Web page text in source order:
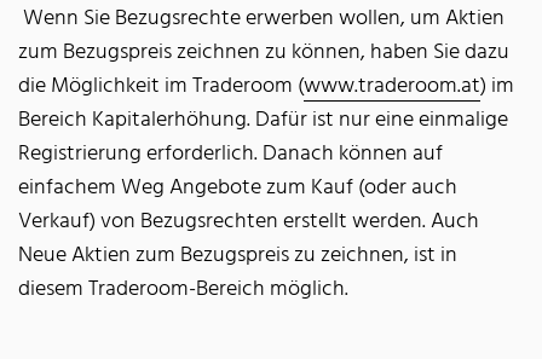
Wenn Sie Bezugsrechte erwerben wollen, um Aktien
zum Bezugspreis zeichnen zu können, haben Sie dazu
die Möglichkeit im Traderoom (www.traderoom.at) im
Bereich Kapitalerhöhung. Dafür ist nur eine einmalige
Registrierung erforderlich. Danach können auf
einfachem Weg Angebote zum Kauf (oder auch
Verkauf) von Bezugsrechten erstellt werden. Auch
Neue Aktien zum Bezugspreis zu zeichnen, ist in
diesem Traderoom-Bereich möglich.